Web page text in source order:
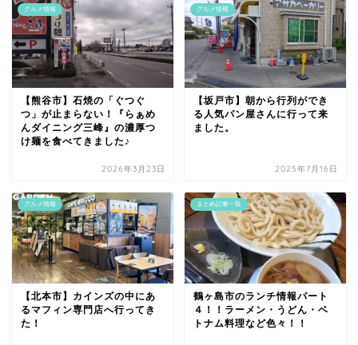
グルメ情報
【熊谷市】石焼の「ぐつぐ
つ」が止まらない！『らぁめ
んダイニング三峰』の濃厚つ
け麺を食べてきました♪
2026年3月23日
グルメ情報
【坂戸市】朝から行列ができ
る人気パン屋さんに行って来
ました。
2025年7月16日
グルメ情報
【北本市】カインズの中にあ
るマフィン専門店へ行ってき
た！
まとめ記事一覧
鶴ヶ島市のランチ情報パート
４！！ラーメン・うどん・ベ
トナム料理など色々！！